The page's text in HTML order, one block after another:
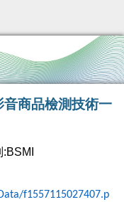
商品檢測技術一
f1557115027407.p